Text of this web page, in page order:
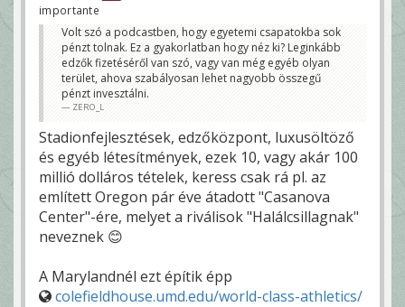
importante
Volt szó a podcastben, hogy egyetemi csapatokba sok
pénzt tolnak. Ez a gyakorlatban hogy néz ki? Leginkább
edzők fizetéséről van szó, vagy van még egyéb olyan
terület, ahova szabályosan lehet nagyobb összegű
pénzt invesztálni.
ZERO_L
Stadionfejlesztések, edzőközpont, luxusöltöző
és egyéb létesítmények, ezek 10, vagy akár 100
millió dolláros tételek, keress csak rá pl. az
említett Oregon pár éve átadott "Casanova
Center"-ére, melyet a riválisok "Halálcsillagnak"
neveznek 😊
A Marylandnél ezt építik épp
colefieldhouse.umd.edu/world-class-athletics/